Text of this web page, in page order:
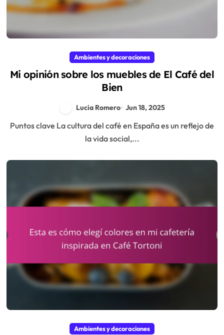
Ambientes y decoraciones
Mi opinión sobre los muebles de El Café del
Bien
Lucia Romero Jun 18, 2025
Puntos clave La cultura del café en España es un reflejo de
la vida social,...
Ambientes y decoraciones